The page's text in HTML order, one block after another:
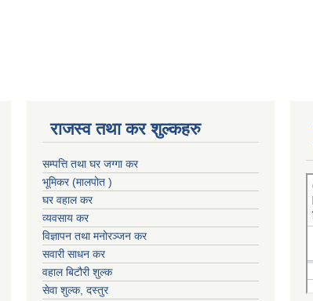
राजस्व तथा कर शुल्कहरु
सम्पत्ति तथा घर जग्गा कर
भूमिकर (मालपोत )
घर वहाल कर
व्यवसाय कर
विज्ञापन तथा मनोरञ्जन कर
सवारी साधन कर
वहाल बिटौरी शुल्क
सेवा शुल्क, दस्तुर